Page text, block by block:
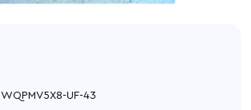
WQPMV5X8-UF-43